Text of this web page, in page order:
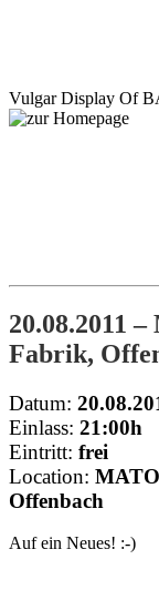
Vulgar Display Of
20.08.2011
Fabrik,
Datum:
Einlass: 21:00h
Eintritt: frei
Location:
Offenbach
Auf ein Neues! :-)